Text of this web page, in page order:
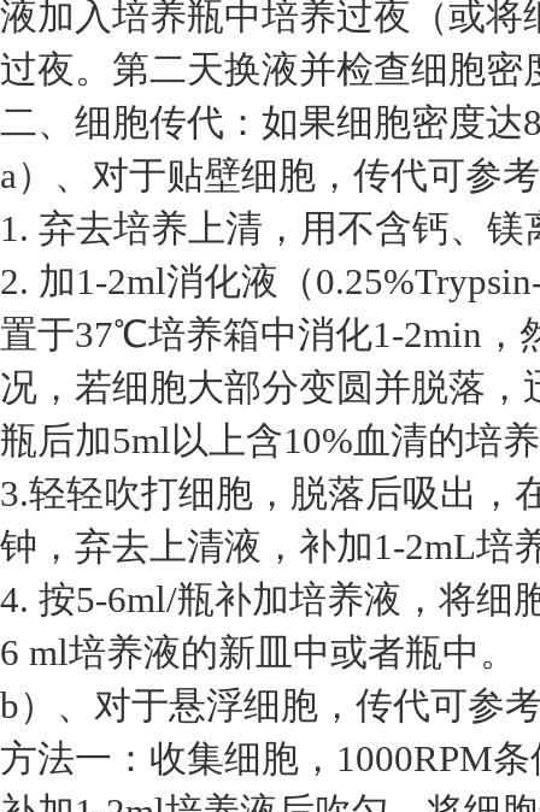
液加入培养瓶中培养过夜（或
过夜。第二天换液并检查细胞密
二、细胞传代：如果细胞密度达
a）、对于贴壁细胞，传代可参
1. 弃去培养上清，用不含钙、镁
2. 加1-2ml消化液（
置于37℃培养箱中消化1-2min，
况，若细胞大部分变圆并脱落
瓶后加5ml以上含10%血清的培
3.轻轻吹打细胞，脱落后吸出，
钟，弃去上清液，补加1-2mL培
4. 按5-6ml/瓶补加培养液，将细
6 ml培养液的新皿中或者瓶中。
b）、对于悬浮细胞，传代可参
方法一：收集细胞，1000RPM